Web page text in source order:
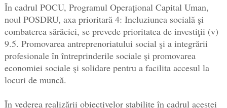
În cadrul POCU, Programul Operaţional Capital Uman,
noul POSDRU, axa prioritară 4: Incluziunea socială şi
combaterea sărăciei, se prevede prioritatea de investiţii (v)
9.5. Promovarea antreprenoriatului social şi a integrării
profesionale în întreprinderile sociale şi promovarea
economiei sociale şi solidare pentru a facilita accesul la
locuri de muncă.
În vederea realizării obiectivelor stabilite în cadrul acestei